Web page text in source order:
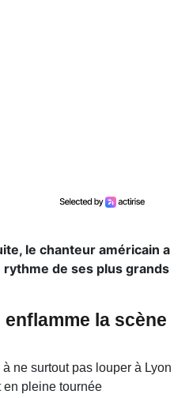
le chanteur américain a
de ses plus grands
la scène
ne surtout pas louper à Lyon
en pleine tournée